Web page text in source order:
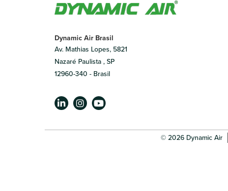
Dynamic Air Brasil
Av. Mathias Lopes, 5821
Nazaré Paulista , SP
12960-340 - Brasil
© 2026 Dynamic Air